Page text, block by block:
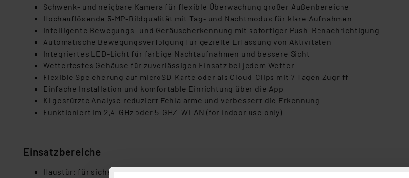
Schwenk- und neigbare Kamera für flexible Überwachung großer Außenbereiche
Hochauflösende 5-MP-Bildqualität mit Tag- und Nachtmodus für klare Aufnahmen
Intelligente Bewegungs- und Geräuscherkennung mit sofortiger Push-Benachrichtigung
Automatische Bewegungsverfolgung für gezielte Erfassung von Aktivitäten
Integriertes LED-Licht für farbige Nachtaufnahmen und bessere Sicht
Wetterfestes Gehäuse für zuverlässigen Einsatz bei jedem Wetter
Flexible Speicherung auf microSD-Karte oder als Cloud-Clips mit 7 Tagen Zugriff
Einfache Installation und komfortable Einrichtung über die App
KI gestützte Analyse reduziert Fehlalarme und verbessert die Erkennung
Funktioniert im 2,4-GHz oder 5-GHZ-WLAN (for indoor use only)
Einsatzbereiche
Haustür: für sichere Identifikation und direkte Kommunikation mit Besuchern